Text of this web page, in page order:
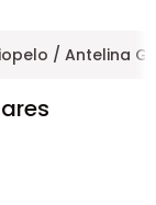
/ Antelina